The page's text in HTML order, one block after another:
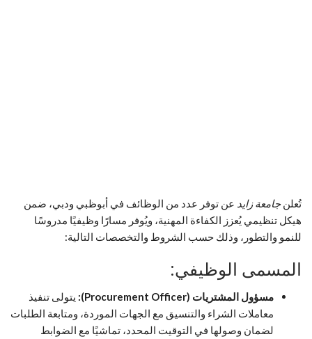
تُعلنجامعة زايد عن توفر عدد من الوظائف في أبوظبي ودبي، ضمن
هيكل تنظيمي يُعزز الكفاءة المهنية، ويُوفر مسارًا وظيفيًا مدروسًا
للنمو والتطور، وذلك حسب الشروط والتخصصات التالية:
المسمى الوظيفي:
مسؤول المشتريات (Procurement Officer):
يتولى تنفيذ
معاملات الشراء والتنسيق مع الجهات الموردة، ومتابعة الطلبات
لضمان وصولها في التوقيت المحدد، تماشيًا مع الضوابط